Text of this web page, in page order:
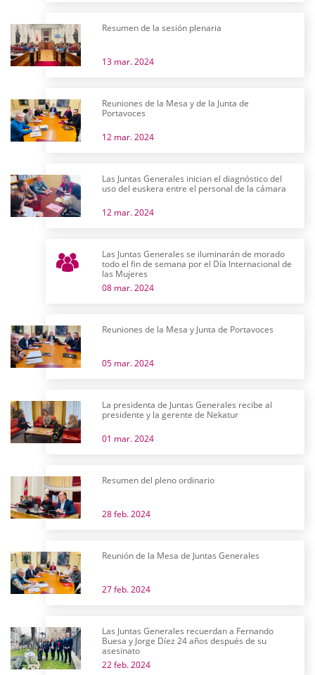
Resumen de la sesión plenaria
13 mar. 2024
Reuniones de la Mesa y de la Junta de
Portavoces
12 mar. 2024
Las Juntas Generales inician el diagnóstico del
uso del euskera entre el personal de la cámara
12 mar. 2024
Las Juntas Generales se iluminarán de morado
todo el fin de semana por el Día Internacional de
las Mujeres
08 mar. 2024
Reuniones de la Mesa y Junta de Portavoces
05 mar. 2024
La presidenta de Juntas Generales recibe al
presidente y la gerente de Nekatur
01 mar. 2024
Resumen del pleno ordinario
28 feb. 2024
Reunión de la Mesa de Juntas Generales
27 feb. 2024
Las Juntas Generales recuerdan a Fernando
Buesa y Jorge Díez 24 años después de su
asesinato
22 feb. 2024